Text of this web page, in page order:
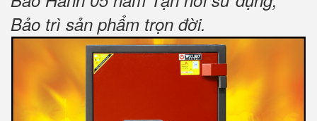
Bảo trì sản phẩm trọn đời.